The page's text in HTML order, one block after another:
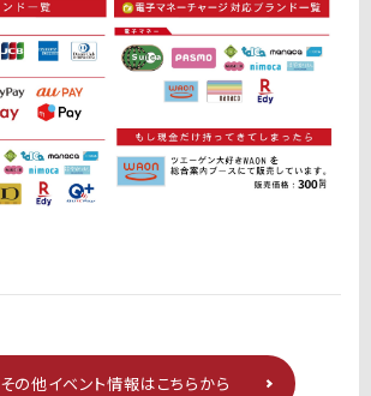
その他イベント情報はこちらから